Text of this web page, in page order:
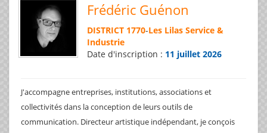
Frédéric Guénon
DISTRICT 1770-Les Lilas Service &
Industrie
Date d'inscription : 11 juillet 2026
J'accompagne entreprises, institutions, associations et
collectivités dans la conception de leurs outils de
communication. Directeur artistique indépendant, je conçois